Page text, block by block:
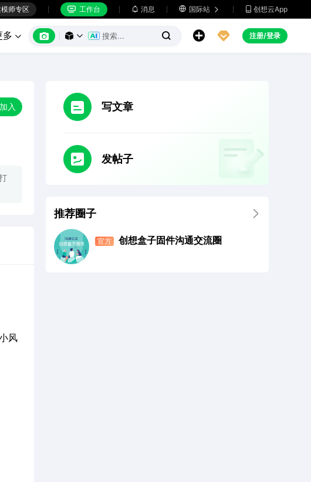
师专区  工作台  消息  国际站   创想云App
多        注册/登录
加入
风
写文章
发帖子
推荐圈子 
官方 创想盒子固件沟通交流圈